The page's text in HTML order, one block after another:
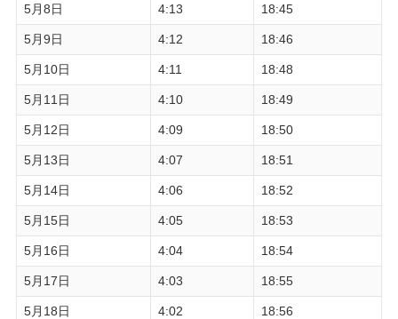
5月8日 4:13 18:45
5月9日 4:12 18:46
5月10日 4:11 18:48
5月11日 4:10 18:49
5月12日 4:09 18:50
5月13日 4:07 18:51
5月14日 4:06 18:52
5月15日 4:05 18:53
5月16日 4:04 18:54
5月17日 4:03 18:55
5月18日 4:02 18:56